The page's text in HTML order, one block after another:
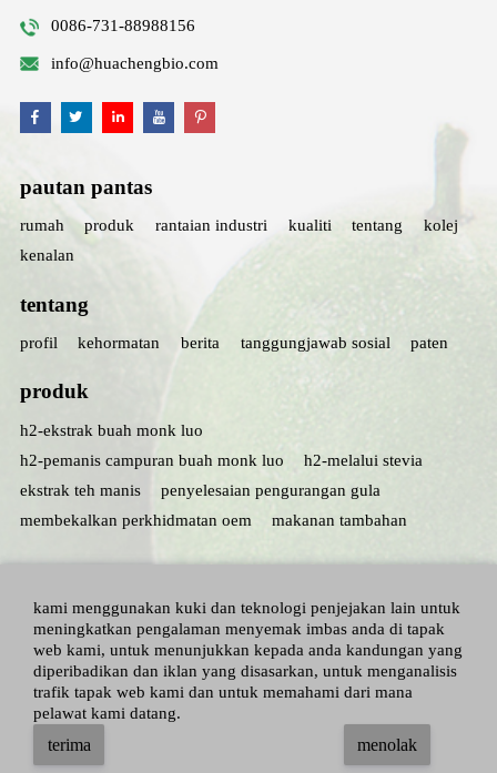
0086-731-88988156
info@huachengbio.com
pautan pantas
rumah produk rantaian industri kualiti tentang
kolej
kenalan
tentang
profil kehormatan berita tanggungjawab sosial paten
produk
h2-ekstrak buah monk luo
h2-pemanis campuran buah monk luo
h2-melalui stevia
ekstrak teh manis
penyelesaian pengurangan gula
membekalkan perkhidmatan oem
makanan tambahan
terma dan syarat|blog
kami menggunakan kuki dan teknologi penjejakan lain untuk
meningkatkan pengalaman menyemak imbas anda di tapak
web kami, untuk menunjukkan kepada anda kandungan yang
diperibadikan dan iklan yang disasarkan, untuk menganalisis
trafik tapak web kami dan untuk memahami dari mana
pelawat kami datang.
terima menolak